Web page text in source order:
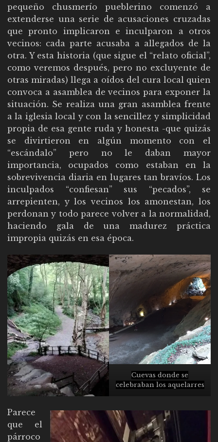
pequeño chusmerío pueblerino comenzó a
extenderse una serie de acusaciones cruzadas
que pronto implicaron e inculparon a otros
vecinos: cada parte acusaba a allegados de la
otra. Y esta historia (que sigue el “relato oficial”,
como veremos después, pero no excluyente de
otras miradas) llega a oídos del cura local quien
convoca a asamblea de vecinos para exponer la
situación. Se realiza una gran asamblea frente
a la iglesia local y con la sencillez y simplicidad
propia de esa gente ruda y honesta -que quizás
se divirtieron en algún momento con el
“escándalo” pero no le daban mayor
importancia, ocupados como estaban en la
sobrevivencia diaria en lugares tan bravíos. Los
inculpados “confiesan” sus “pecados”, se
arrepienten, y los vecinos los amonestan, los
perdonan y todo parece volver a la normalidad,
haciendo gala de una madurez práctica
impropia quizás en esa época.
Cuevas donde se
celebraban los aquelarres
Parece
que el
párroco